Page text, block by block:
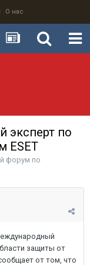
О нас
эксперт по
ESET
форум по
защиты от
от том, что